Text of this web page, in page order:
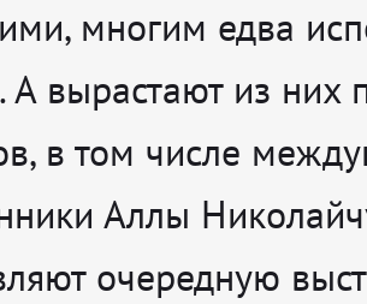
многим едва
А вырастают из них
в том числе
Аллы
очередную